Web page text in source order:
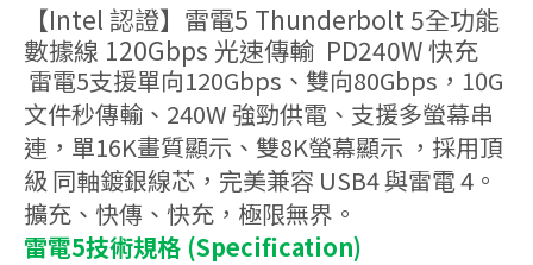
【Intel 認證】雷電5 Thunderbolt 5全功能
數據線 120Gbps 光速傳輸 PD240W 快充
雷電5支援單向120Gbps、雙向80Gbps，10G
文件秒傳輸、240W 強勁供電、支援多螢幕串
連，單16K畫質顯示、雙8K螢幕顯示 ，採用頂
級 同軸鍍銀線芯，完美兼容 USB4 與雷電 4。
擴充、快傳、快充，極限無界。
雷電5技術規格 (Specification)